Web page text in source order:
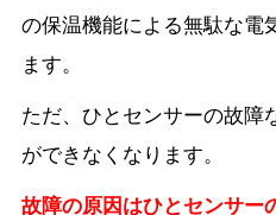
の保温機能による無駄な電
ます。
ただ、ひとセンサーの故障
ができなくなります。
故障の原因はひとセンサー